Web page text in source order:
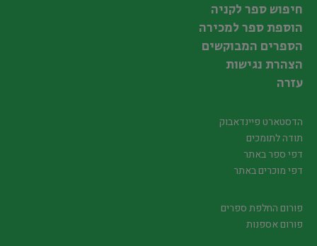
חיפוש ספר לקניה
הוספת ספר למכירה
הספרים המבוקשים
הצהרת נגישות
עזרה
הדסטארט פיינדאבוק
תודה לתומכים
דפי ספר באתר
דפי מוכרים באתר
פורום החלפת ספרים
פורום אספנות